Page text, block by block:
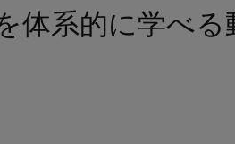
系的に学べる